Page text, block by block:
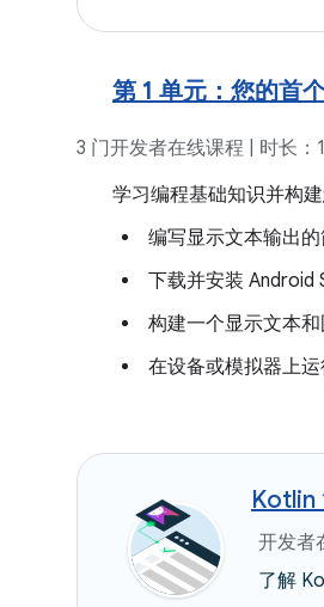
第 1 单元：您的首
3 门开发者在线课程 | 时长：
学习编程基础知识并构
编写显示文本输出的
下载并安装 Android
构建一个显示文本和
在设备或模拟器上运
Kotlin
开发者
了解